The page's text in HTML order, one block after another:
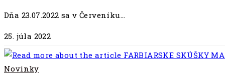
Dňa 23.07.2022 sa v Červeníku…
25. júla 2022
Novinky